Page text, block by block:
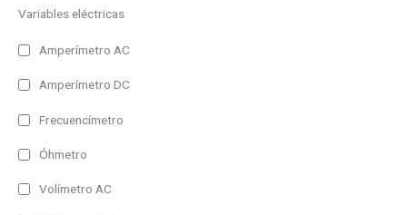
Temperatura
BCD, Contador, Tacómetro, Cronómetro
Repetidor RS232/485
Repetidor Profibus
Variables eléctricas
Amperímetro AC
Amperímetro DC
Frecuencímetro
Óhmetro
Volímetro AC